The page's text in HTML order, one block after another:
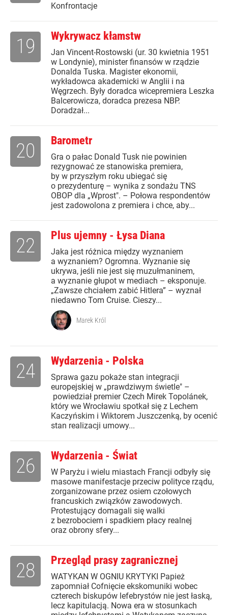
Konfrontacje
Wykrywacz kłamstw
Jan Vincent-Rostowski (ur. 30 kwietnia 1951
w Londynie), minister finansów w rządzie
Donalda Tuska. Magister ekonomii,
wykładowca akademicki w Anglii i na
Węgrzech. Były doradca wicepremiera Leszka
Balcerowicza, doradca prezesa NBP.
Doradzał...
19
Barometr
Gra o pałac Donald Tusk nie powinien
rezygnować ze stanowiska premiera,
by w przyszłym roku ubiegać się
o prezydenturę – wynika z sondażu TNS
OBOP dla „Wprost". – Połowa respondentów
jest zadowolona z premiera i chce, aby...
20
Plus ujemny - Łysa Diana
Jaka jest różnica między wyznaniem
a wyznaniem? Ogromna. Wyznanie się
ukrywa, jeśli nie jest się muzułmaninem,
a wyznanie głupot w mediach – eksponuje.
„Zawsze chciałem zabić Hitlera” – wyznał
niedawno Tom Cruise. Cieszy...
22
Marek Król
Wydarzenia - Polska
Sprawa gazu pokaże stan integracji
europejskiej w „prawdziwym świetle" –
powiedział premier Czech Mirek Topolánek,
który we Wrocławiu spotkał się z Lechem
Kaczyńskim i Wiktorem Juszczenką, by ocenić
stan realizacji umowy...
24
Wydarzenia - Świat
W Paryżu i wielu miastach Francji odbyły się
masowe manifestacje przeciw polityce rządu,
zorganizowane przez osiem czołowych
francuskich związków zawodowych.
Protestujący domagali się walki
z bezrobociem i spadkiem płacy realnej
oraz obrony sfery...
26
Przegląd prasy zagranicznej
WATYKAN W OGNIU KRYTYKI Papież
zapomniał Cofnięcie ekskomuniki wobec
czterech biskupów lefebrystów nie jest łaską,
lecz kapitulacją. Nowa era w stosunkach
28